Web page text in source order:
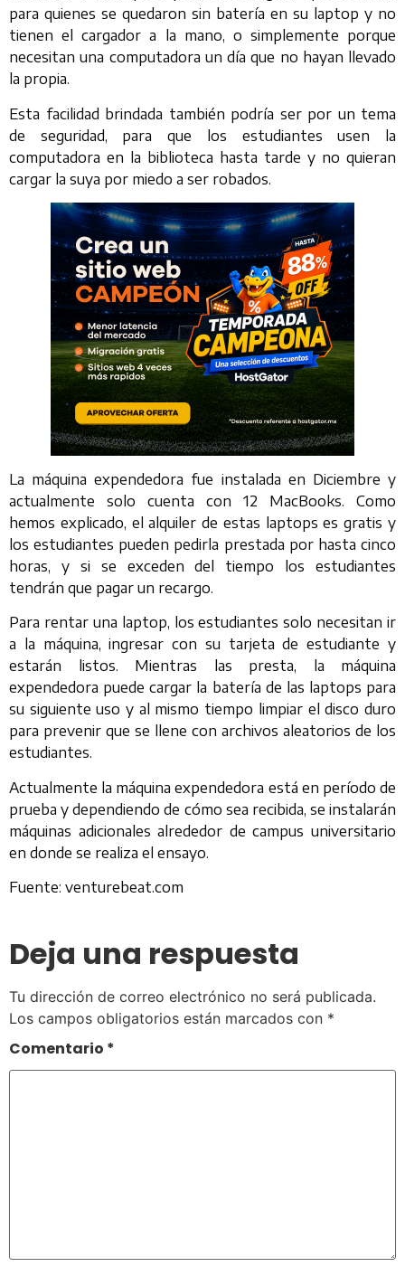
para quienes se quedaron sin batería en su laptop y no
tienen el cargador a la mano, o simplemente porque
necesitan una computadora un día que no hayan llevado
la propia.
Esta facilidad brindada también podría ser por un tema
de seguridad, para que los estudiantes usen la
computadora en la biblioteca hasta tarde y no quieran
cargar la suya por miedo a ser robados.
La máquina expendedora fue instalada en Diciembre y
actualmente solo cuenta con 12 MacBooks. Como
hemos explicado, el alquiler de estas laptops es gratis y
los estudiantes pueden pedirla prestada por hasta cinco
horas, y si se exceden del tiempo los estudiantes
tendrán que pagar un recargo.
Para rentar una laptop, los estudiantes solo necesitan ir
a la máquina, ingresar con su tarjeta de estudiante y
estarán listos. Mientras las presta, la máquina
expendedora puede cargar la batería de las laptops para
su siguiente uso y al mismo tiempo limpiar el disco duro
para prevenir que se llene con archivos aleatorios de los
estudiantes.
Actualmente la máquina expendedora está en período de
prueba y dependiendo de cómo sea recibida, se instalarán
máquinas adicionales alrededor de campus universitario
en donde se realiza el ensayo.
Fuente: venturebeat.com
Deja una respuesta
Tu dirección de correo electrónico no será publicada.
Los campos obligatorios están marcados con *
Comentario *